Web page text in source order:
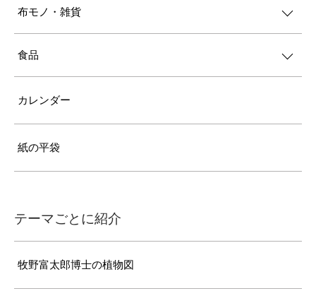
布モノ・雑貨
食品
カレンダー
紙の平袋
テーマごとに紹介
牧野富太郎博士の植物図